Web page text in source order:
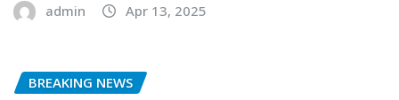
admin Apr 13, 2025
BREAKING NEWS